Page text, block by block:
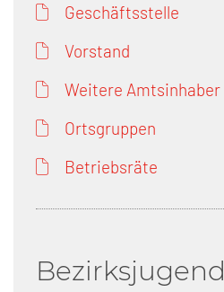
Geschäftsstelle
Vorstand
Weitere Amtsinhaber
Ortsgruppen
Betriebsräte
Bezirksjugend